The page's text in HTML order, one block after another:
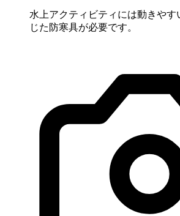
水上アクティビティには動きや
じた防寒具が必要です。